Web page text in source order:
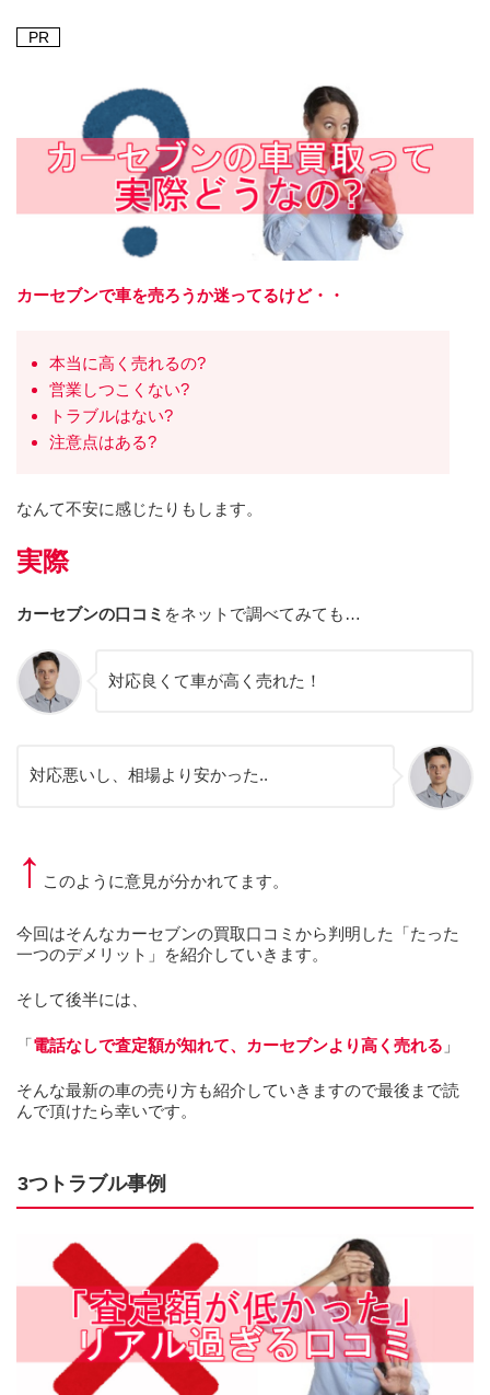
PR
カーセブンで車を売ろうか迷ってるけど・・
本当に高く売れるの?
営業しつこくない?
トラブルはない?
注意点はある?
なんて不安に感じたりもします。
実際
カーセブンの口コミ をネットで調べてみても…
対応良くて車が高く売れた！
対応悪いし、相場より安かった..
↑ このように意見が分かれてます。
今回はそんなカーセブンの買取口コミから判明した「たった
一つのデメリット」を紹介していきます。
そして後半には、
「電話なしで査定額が知れて、カーセブンより高く売れる 」
そんな最新の車の売り方も紹介していきますので最後まで読
んで頂けたら幸いです。
3つトラブル事例